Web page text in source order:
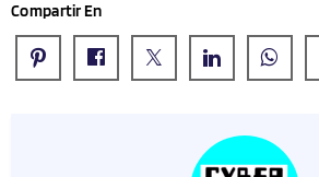
Compartir En